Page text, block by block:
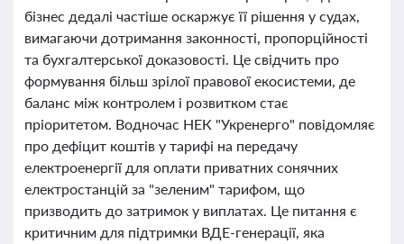
бізнес дедалі частіше оскаржує її рішення у судах,
вимагаючи дотримання законності, пропорційності
та бухгалтерської доказовості. Це свідчить про
формування більш зрілої правової екосистеми, де
баланс між контролем і розвитком стає
пріоритетом. Водночас НЕК "Укренерго" повідомляє
про дефіцит коштів у тарифі на передачу
електроенергії для оплати приватних сонячних
електростанцій за "зеленим" тарифом, що
призводить до затримок у виплатах. Це питання є
критичним для підтримки ВДЕ-генерації, яка